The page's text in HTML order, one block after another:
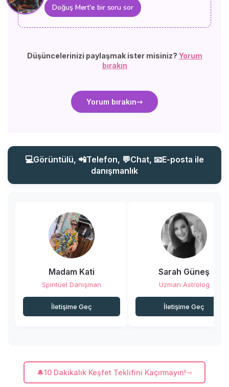
Doğuş Mert'e bir soru sor
Düşüncelerinizi paylaşmak ister misiniz? Yorum
bırakın
Yorum bırakın
💻Görüntülü, 📲Telefon, 💬Chat, 📧E-posta ile
danışmanlık
Madam Kati
Spiritüel Danışman
İletişime Geç
Sarah Güneş
Uzman Astrolog
İletişime Geç
🔔10 Dakikalık Keşfet Teklifini Kaçırmayın!